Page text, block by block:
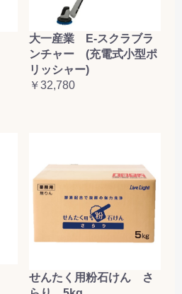
大一産業 E-スクラブラ
ンチャー (充電式小型ポ
リッシャー)
￥32,780
せんたく用粉石けん さ